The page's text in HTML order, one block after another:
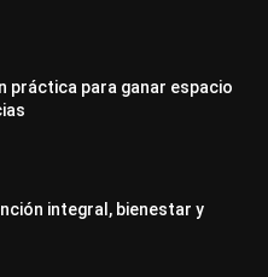
práctica para ganar espacio
integral, bienestar y